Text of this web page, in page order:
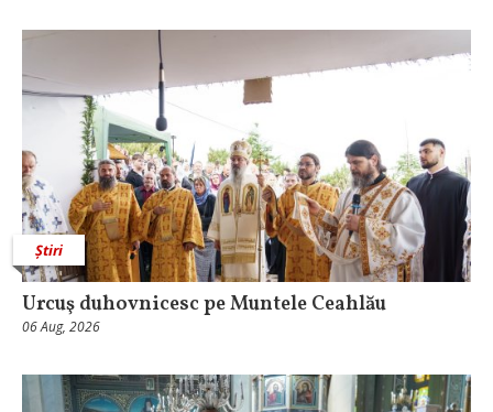
Știri
Urcuş duhovnicesc pe Muntele Ceahlău
06 Aug, 2026